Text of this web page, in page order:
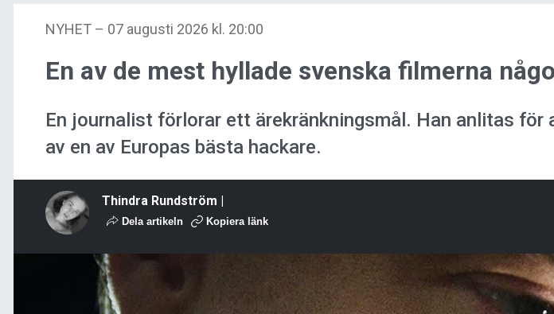
NYHET – 07 augusti 2026 kl. 20:00
En av de mest hyllade svenska filmerna
En journalist förlorar ett ärekränkningsmål. Han anlitas
av en av Europas bästa hackare.
Thindra Rundström |
Dela artikeln Kopiera länk